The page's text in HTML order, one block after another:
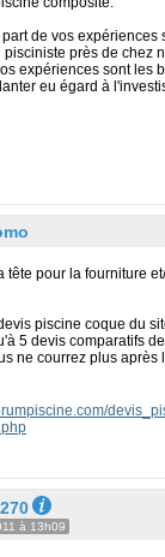
de vos expériences
près de chez
expériences sont les
eu égard à
tête pour la fourniture
piscine coque du
5 devis comparatifs
ne courrez plus après
à 13h09